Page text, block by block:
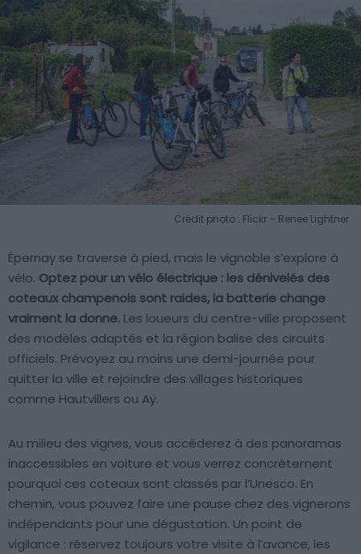
Crédit photo : Flickr – Renee Lightner
Épernay se traverse à pied, mais le vignoble s’explore à
vélo. Optez pour un vélo électrique : les dénivelés des
coteaux champenois sont raides, la batterie change
vraiment la donne. Les loueurs du centre-ville proposent
des modèles adaptés et la région balise des circuits
officiels. Prévoyez au moins une demi-journée pour
quitter la ville et rejoindre des villages historiques
comme Hautvillers ou Aÿ.
Au milieu des vignes, vous accèderez à des panoramas
inaccessibles en voiture et vous verrez concrètement
pourquoi ces coteaux sont classés par l’Unesco. En
chemin, vous pouvez faire une pause chez des vignerons
indépendants pour une dégustation. Un point de
vigilance : réservez toujours votre visite à l’avance, les